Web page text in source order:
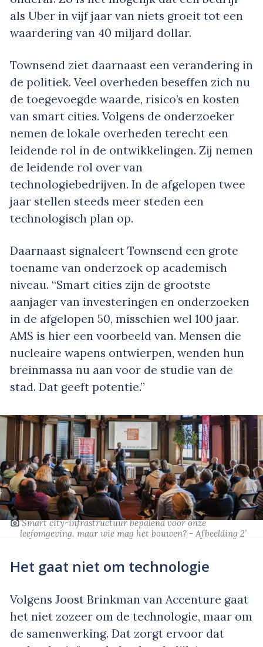
als Uber in vijf jaar van niets groeit tot een
waardering van 40 miljard dollar.
Townsend ziet daarnaast een verandering in
de politiek. Veel overheden beseffen zich nu
de toegevoegde waarde, risico’s en kosten
van smart cities. Volgens de onderzoeker
nemen de lokale overheden terecht een
leidende rol in de ontwikkelingen. Zij nemen
de leidende rol over van
technologiebedrijven. In de afgelopen twee
jaar stellen steeds meer steden een
technologisch plan op.
Daarnaast signaleert Townsend een grote
toename van onderzoek op academisch
niveau. “Smart cities zijn de grootste
aanjager van investeringen en onderzoeken
in de afgelopen 50, misschien wel 100 jaar.
AMS is hier een voorbeeld van. Mensen die
nucleaire wapens ontwierpen, wenden hun
breinmassa nu aan voor de studie van de
stad. Dat geeft potentie.”
‘Smart city-infrastructuur bepalend voor onze
leefomgeving, maar wie mag het bouwen? - Afbeelding 2’
Het gaat niet om technologie
Volgens Joost Brinkman van Accenture gaat
het niet zozeer om de technologie, maar om
de samenwerking. Dat zorgt ervoor dat